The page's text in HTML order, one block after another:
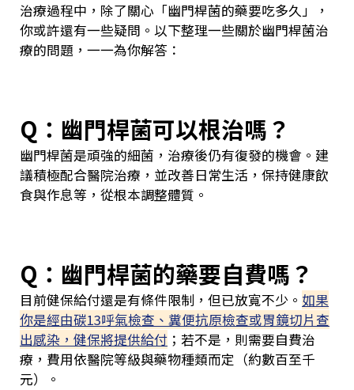
治療過程中，除了關心「幽門桿菌的藥要吃多久」，
你或許還有一些疑問。以下整理一些關於幽門桿菌治
療的問題，一一為你解答：
Q：幽門桿菌可以根治嗎？
幽門桿菌是頑強的細菌，治療後仍有復發的機會。建
議積極配合醫院治療，並改善日常生活，保持健康飲
食與作息等，從根本調整體質。
Q：幽門桿菌的藥要自費嗎？
目前健保給付還是有條件限制，但已放寬不少。 如果
你是經由碳13呼氣檢查、糞便抗原檢查或胃鏡切片查
出感染，健保將提供給付 ；若不是，則需要自費治
療，費用依醫院等級與藥物種類而定（約數百至千
元）。